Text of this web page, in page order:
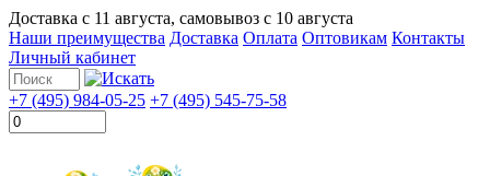
Доставка с 11 августа, самовывоз с 10 августа
Наши преимущества Доставка Оплата Оптовикам Контакты
Личный кабинет
+7 (495) 984-05-25 +7 (495) 545-75-58